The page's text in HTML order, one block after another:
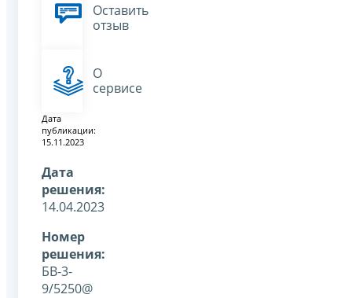
Оставить
отзыв
О
сервисе
Дата
публикации:
15.11.2023
Дата
решения:
14.04.2023
Номер
решения:
БВ-3-
9/5250@